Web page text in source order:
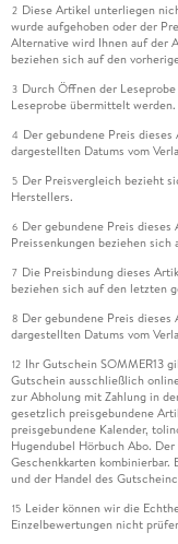
2 Diese Artikel unterliegen
wurde aufgehoben oder der
Alternative wird Ihnen auf der
beziehen sich auf den
3 Durch Öffnen der
Leseprobe übermittelt werden.
4 Der gebundene Preis
dargestellten Datums vom
5 Der Preisvergleich bezieht
Herstellers.
6 Der gebundene Preis dieses
Preissenkungen beziehen sich
7 Die Preisbindung dieses
beziehen sich auf den letzten
8 Der gebundene Preis
dargestellten Datums vom
12 Ihr Gutschein SOMMER13
Gutschein ausschließlich
zur Abholung mit Zahlung in
gesetzlich preisgebundene
preisgebundene Kalender,
Hugendubel Hörbuch Abo.
Geschenkkarten
und der Handel des
15 Leider können wir die
Einzelbewertungen nicht